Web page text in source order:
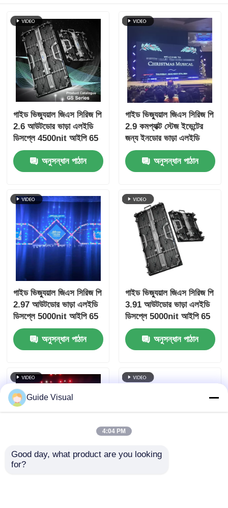
গাইড ভিজ্যুয়াল জিএস সিরিজ পি
2.6 আউটডোর ভাড়া এলইডি
ডিসপ্লে 4500nit আইপি 65
প্রিমিয়াম আউটডোর স্টেজের
জন্য, 7680Hz সিই
অনুসন্ধান পাঠান
গাইড ভিজ্যুয়াল জিএস সিরিজ পি
2.9 কমপ্যাক্ট স্টেজ ইভেন্টের
জন্য ইনডোর ভাড়া এলইডি
ডিসপ্লে, 7680Hz কোন
কালো স্ক্রিন সিইঅনুসন্ধান পাঠান
গাইড ভিজ্যুয়াল জিএস সিরিজ পি
2.97 আউটডোর ভাড়া এলইডি
ডিসপ্লে 5000nit আইপি 65
ডিজিটাল সিগনেজের জন্য,
7680Hz ডাবল ব্যাকআপ
অনুসন্ধান পাঠান
গাইড ভিজ্যুয়াল জিএস সিরিজ পি
3.91 আউটডোর ভাড়া এলইডি
ডিসপ্লে 5000nit আইপি 65
কনসার্ট ইভেন্টের জন্য,
7680Hz ডুয়াল ব্যাকআপ
অনুসন্ধান পাঠান
Guide Visual
4:04 PM
Good day, what product are you looking
for?